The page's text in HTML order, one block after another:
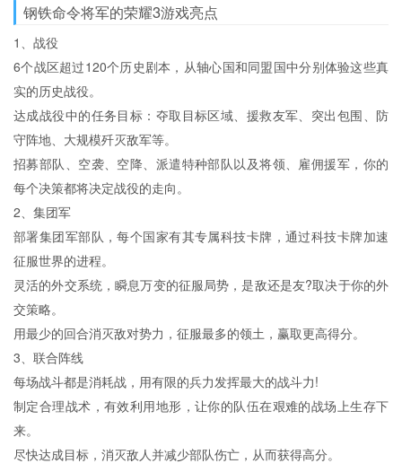
钢铁命令将军的荣耀3游戏亮点
1、战役
6个战区超过120个历史剧本，从轴心国和同盟国中分别体验这些真
实的历史战役。
达成战役中的任务目标：夺取目标区域、援救友军、突出包围、防
守阵地、大规模歼灭敌军等。
招募部队、空袭、空降、派遣特种部队以及将领、雇佣援军，你的
每个决策都将决定战役的走向。
2、集团军
部署集团军部队，每个国家有其专属科技卡牌，通过科技卡牌加速
征服世界的进程。
灵活的外交系统，瞬息万变的征服局势，是敌还是友?取决于你的外
交策略。
用最少的回合消灭敌对势力，征服最多的领土，赢取更高得分。
3、联合阵线
每场战斗都是消耗战，用有限的兵力发挥最大的战斗力!
制定合理战术，有效利用地形，让你的队伍在艰难的战场上生存下
来。
尽快达成目标，消灭敌人并减少部队伤亡，从而获得高分。